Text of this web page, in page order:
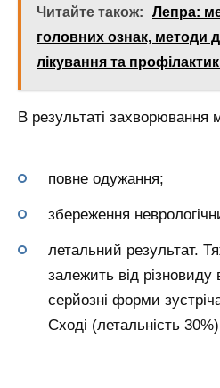
Читайте також:
Лепра:
головних ознак, методи
лікування та
В результаті захворювання
повне одужання;
збереження
летальний результат.
залежить від різновиду
серйозні форми
Сході (летальність